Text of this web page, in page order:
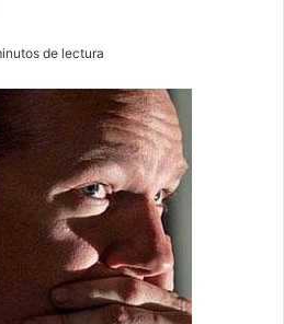
de lectura